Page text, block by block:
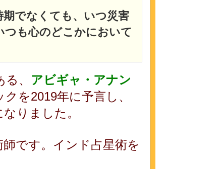
でなくても、いつ災害
も心のどこかにおいて
、 アビギャ・アナン
を2019年に予言し、
りました。
です。インド占星術を